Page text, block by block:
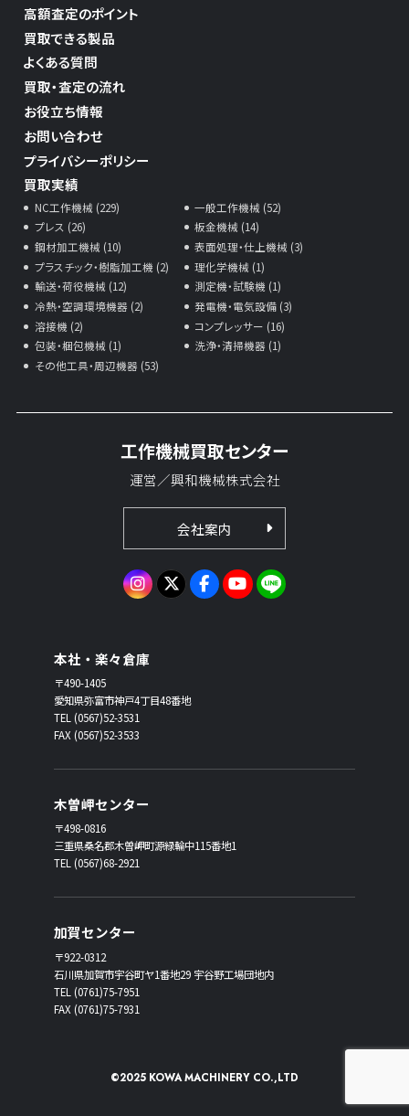
高額査定のポイント
買取できる製品
よくある質問
買取・査定の流れ
お役立ち情報
お問い合わせ
プライバシーポリシー
買取実績
NC工作機械 (229)
一般工作機械 (52)
プレス (26)
板金機械 (14)
鋼材加工機械 (10)
表面処理・仕上機械 (3)
プラスチック・樹脂加工機 (2)
理化学機械 (1)
輸送・荷役機械 (12)
測定機・試験機 (1)
冷熱・空調環境機器 (2)
発電機・電気設備 (3)
溶接機 (2)
コンプレッサー (16)
包装・梱包機械 (1)
洗浄・清掃機器 (1)
その他工具・周辺機器 (53)
工作機械買取センター
運営／興和機械株式会社
会社案内
本社・楽々倉庫
〒490-1405
愛知県弥富市神戸4丁目48番地
TEL (0567)52-3531
FAX (0567)52-3533
木曽岬センター
〒498-0816
三重県桑名郡木曽岬町源緑輪中115番地1
TEL (0567)68-2921
加賀センター
〒922-0312
石川県加賀市宇谷町ヤ1番地29 宇谷野工場団地内
TEL (0761)75-7951
FAX (0761)75-7931
©2025 KOWA MACHINERY CO.,LTD